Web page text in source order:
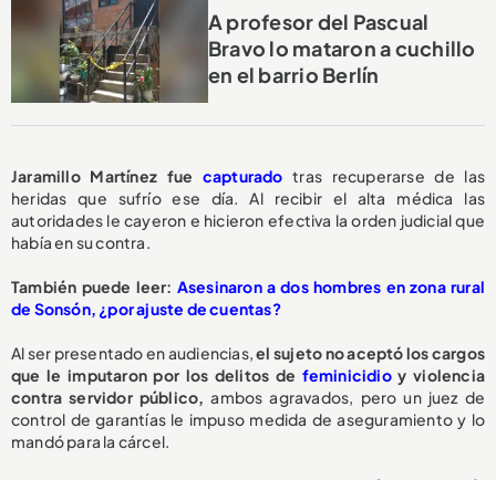
A profesor del Pascual
Bravo lo mataron a cuchillo
en el barrio Berlín
Jaramillo Martínez fue capturado tras recuperarse de las
heridas que sufrío ese día. Al recibir el alta médica las
autoridades le cayeron e hicieron efectiva la orden judicial que
había en su contra.
También puede leer: Asesinaron a dos hombres en zona rural
de Sonsón, ¿por ajuste de cuentas?
Al ser presentado en audiencias,el sujeto no aceptó los cargos
que le imputaron por los delitos de feminicidioy violencia
contra servidor público, ambos agravados, pero un juez de
control de garantías le impuso medida de aseguramiento y lo
mandó para la cárcel.